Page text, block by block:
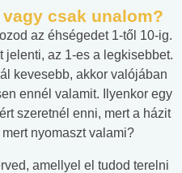
csak unalom?
az éhségedet 1-től 10-ig.
jelenti, az 1-es a legkisebbet.
kevesebb, akkor valójában
ennél valamit. Ilyenkor egy
szeretnél enni, mert a házit
nyomaszt valami?
amellyel el tudod terelni